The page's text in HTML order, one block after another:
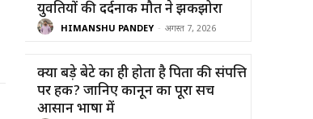
युवतियों की दर्दनाक मौत ने झकझोरा
HIMANSHU PANDEY - अगस्त 7, 2026
क्या बड़े बेटे का ही होता है पिता की संपत्ति
पर हक? जानिए कानून का पूरा सच
आसान भाषा में